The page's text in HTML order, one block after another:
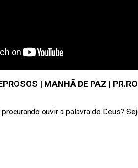
| MANHÃ DE PAZ |
ouvir a palavra de Deus?